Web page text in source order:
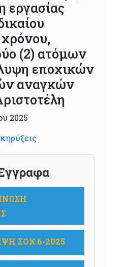
εργασίας
(2) ατόμων
εποχικών
αναγκών
2025
ΣΟΧ 6-2025